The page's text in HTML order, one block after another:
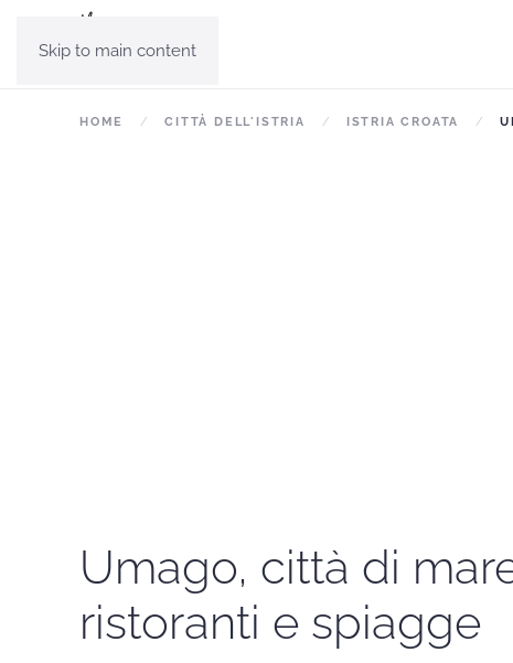
Skip to main content
HOME CITTÀ DELL'ISTRIA ISTRIA CROATA
Umago, città di
ristoranti e spiagge